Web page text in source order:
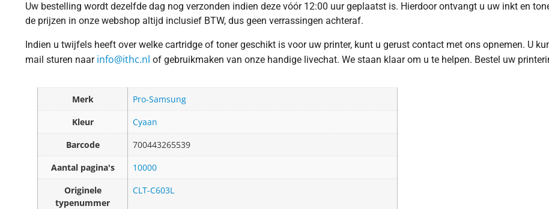
Uw bestelling wordt dezelfde dag nog verzonden indien deze vóór 12:00 uur geplaatst is. Hierdoor ontvangt u uw inkt en
de prijzen in onze webshop altijd inclusief BTW, dus geen verrassingen achteraf.
Indien u twijfels heeft over welke cartridge of toner geschikt is voor uw printer, kunt u gerust contact met ons opnemen. U
mail sturen naar info@ithc.nl of gebruikmaken van onze handige livechat. We staan klaar om u te helpen. Bestel uw
Merk
Pro-Samsung
Kleur
Cyaan
Barcode
700443265539
Aantal pagina's
10000
Originele
typenummer
CLT-C603L